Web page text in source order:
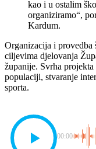
kao i u ostalim
organiziramo“,
Kardum.
Organizacija i provedba
ciljevima djelovanja
županije. Svrha
populaciji, stvaranje
sporta.
00:00